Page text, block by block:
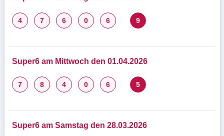
4 7 6 0 6 9
Super6 am Mittwoch den 01.04.2026
7 8 4 0 6 5
Super6 am Samstag den 28.03.2026